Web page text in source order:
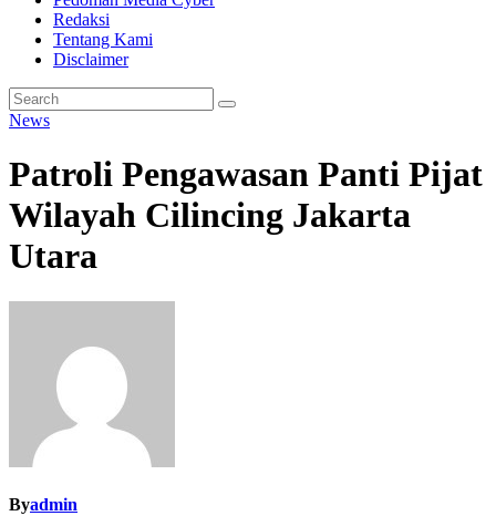
Redaksi
Tentang Kami
Disclaimer
News
Patroli Pengawasan Panti Pijat
Wilayah Cilincing Jakarta
Utara
Byadmin